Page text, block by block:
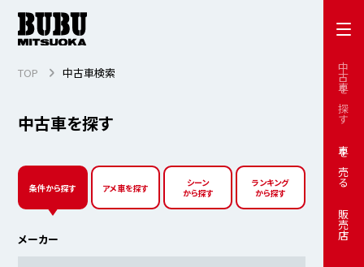
中古車を探す
車を売る
販売店
中古車を探す
TOP 中古車検索
条件から探す アメ車を探す
シーン
から探す
ランキング
から探す
メーカー